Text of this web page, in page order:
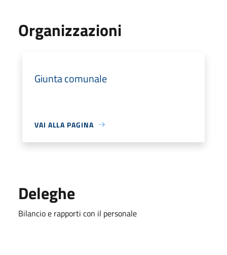
Organizzazioni
Giunta comunale
VAI ALLA PAGINA
Deleghe
Bilancio e rapporti con il personale